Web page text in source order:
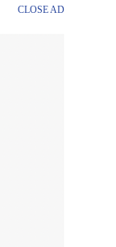
CLOSE AD